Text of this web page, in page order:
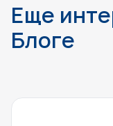
Еще
Блоге